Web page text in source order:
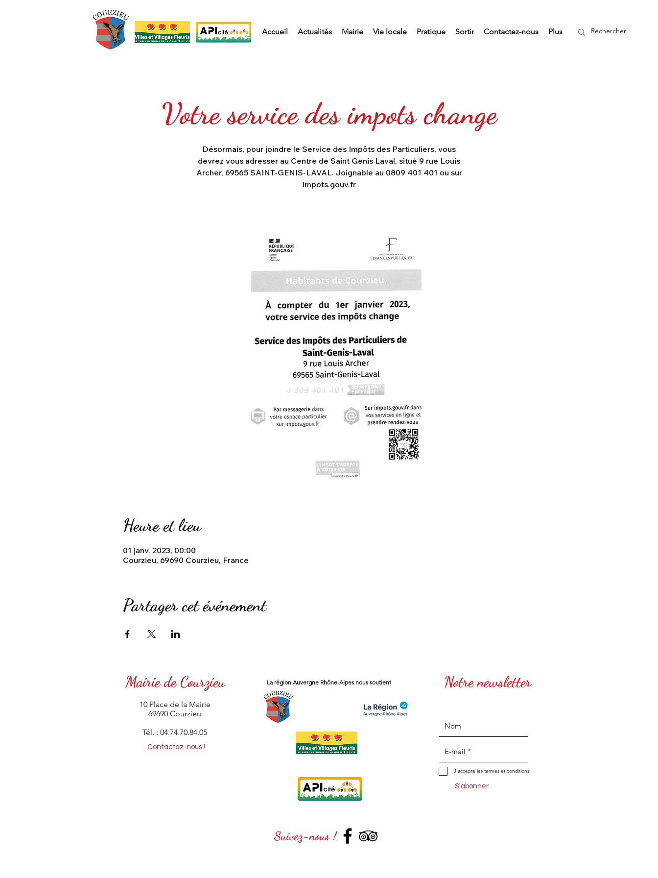
Accueil Actualités Mairie Vie locale Pratique Sortir Contactez-nous Plus
Votre service des impots change
Désormais, pour joindre le Service des Impôts des Particuliers, vous
devrez vous adresser au Centre de Saint Genis Laval, situé 9 rue Louis
Archer, 69565 SAINT-GENIS-LAVAL. Joignable au 0809 401 401 ou sur
impots.gouv.fr
Heure et lieu
01 janv. 2023, 00:00
Courzieu, 69690 Courzieu, France
Partager cet événement
Mairie de Courzieu
10 Place de la Mairie
69690 Courzieu
Tél. : 04.74.70.84.05
Contactez-nous !
La région Auvergne Rhône-Alpes nous soutient
Suivez-nous !
Notre newsletter
J’accepte les termes et conditions
S'abonner